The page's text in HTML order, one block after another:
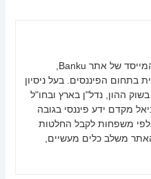
בתחום הפיננסים. בעל ניסיון
ההון, נדל"ן בארץ ובחו"ל
מקדם ידע פיננסי בגובה
משפחות לקבל החלטות
משלב כלים מעשיים,